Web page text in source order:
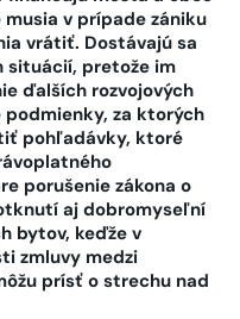
v prípade zániku
vrátiť. Dostávajú sa
situácií, pretože im
ďalších rozvojových
za ktorých
pohľadávky, ktoré
porušenie zákona o
aj dobromyseľní
bytov, keďže v
zmluvy medzi
prísť o strechu nad